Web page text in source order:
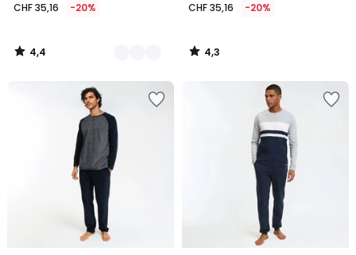
CHF 35,16 -20%
4,4
/
CHF 35,16 -20%
4,3
/